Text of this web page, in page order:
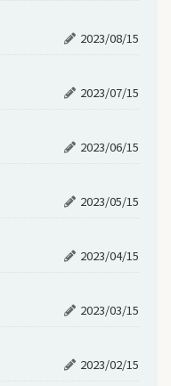
2023/08/15
2023/07/15
2023/06/15
2023/05/15
2023/04/15
2023/03/15
2023/02/15